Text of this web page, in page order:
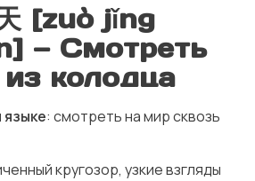
[zuò jǐng
— Смотреть
колодца
языке: смотреть на мир сквозь
кругозор, узкие взгляды